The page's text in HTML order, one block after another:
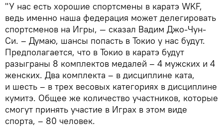
"У нас есть хорошие спортсмены в каратэ WKF,
ведь именно наша федерация может делегировать
спортсменов на Игры, — сказал Вадим Джо-Чун-
Си. – Думаю, шансы попасть в Токио у нас будут.
Предполагается, что в Токио в каратэ будут
разыграны 8 комплектов медалей – 4 мужских и 4
женских. Два комплекта – в дисциплине ката,
и шесть – в трех весовых категориях в дисциплине
кумитэ. Общее же количество участников, которые
смогут принять участие в Играх в этом виде
спорта, – 80 человек.